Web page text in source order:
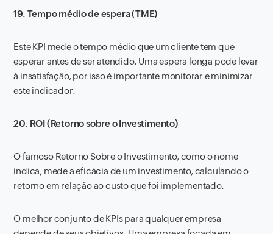
19. Tempo médio de espera (TME)
Este KPI mede o tempo médio que um cliente tem que
esperar antes de ser atendido. Uma espera longa pode levar
à insatisfação, por isso é importante monitorar e minimizar
este indicador.
20. ROI (Retorno sobre o Investimento)
O famoso Retorno Sobre o Investimento, como o nome
indica, mede a eficácia de um investimento, calculando o
retorno em relação ao custo que foi implementado.
O melhor conjunto de KPIs para qualquer empresa